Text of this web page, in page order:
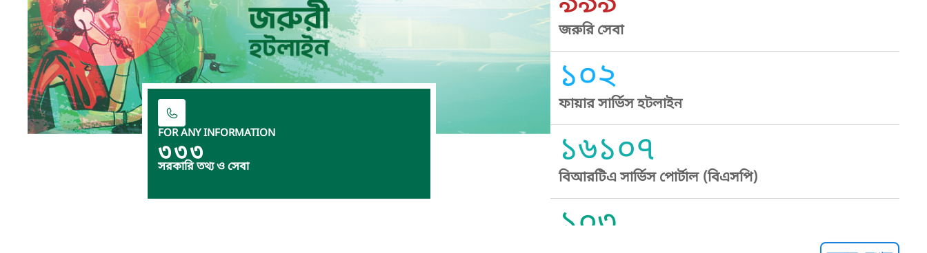
FOR ANY INFORMATION
৩৩৩
সরকারি তথ্য ও সেবা
জরুরি সেবা
১০২
ফায়ার সার্ভিস হটলাইন
১৬১০৭
বিআরটিএ সার্ভিস পোর্টাল (বিএসপি)
১০৩